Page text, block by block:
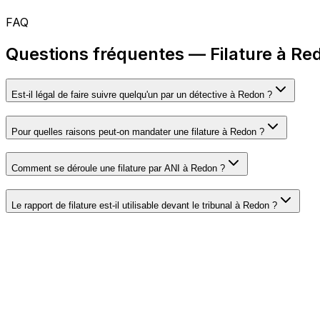
FAQ
Questions fréquentes — Filature à
Est-il légal de faire suivre quelqu'un par un détective à Redon ?
Pour quelles raisons peut-on mandater une filature à Redon ?
Comment se déroule une filature par ANI à Redon ?
Le rapport de filature est-il utilisable devant le tribunal à Redon ?